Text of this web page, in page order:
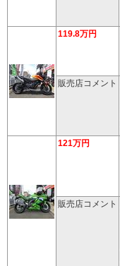
119.8万円
販売店コメント
121万円
販売店コメント